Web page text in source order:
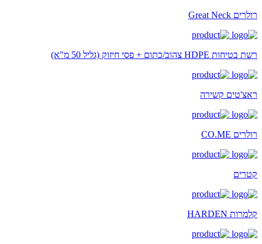
רולרים Great Neck
רשת בטיחות HDPE צהוב/כתום + פסי חיזוק (גליל 50 מ"א)
ראצ'טים קשירה
רולרים CO.ME
קטרים
קלמרות HARDEN